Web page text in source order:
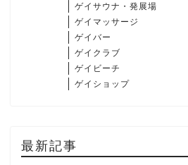
ゲイサウナ・発展場
ゲイマッサージ
ゲイバー
ゲイクラブ
ゲイビーチ
ゲイショップ
最新記事